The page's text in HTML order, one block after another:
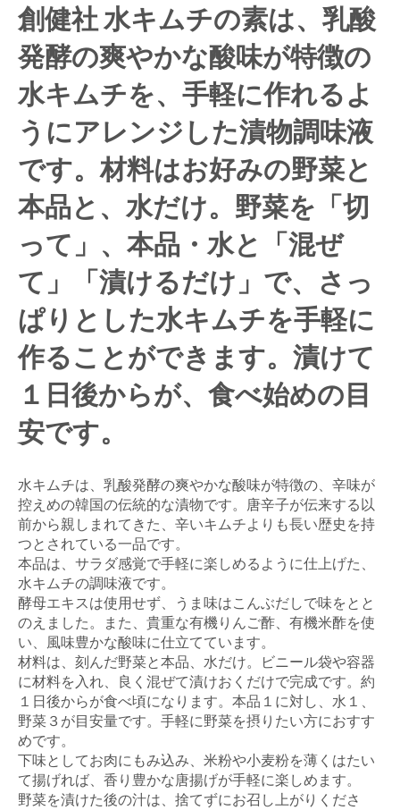
創健社 水キムチの素は、乳酸
発酵の爽やかな酸味が特徴の
水キムチを、手軽に作れるよ
うにアレンジした漬物調味液
です。材料はお好みの野菜と
本品と、水だけ。野菜を「切
って」、本品・水と「混ぜ
て」「漬けるだけ」で、さっ
ぱりとした水キムチを手軽に
作ることができます。漬けて
１日後からが、食べ始めの目
安です。
水キムチは、乳酸発酵の爽やかな酸味が特徴の、辛味が
控えめの韓国の伝統的な漬物です。唐辛子が伝来する以
前から親しまれてきた、辛いキムチよりも長い歴史を持
つとされている一品です。
本品は、サラダ感覚で手軽に楽しめるように仕上げた、
水キムチの調味液です。
酵母エキスは使用せず、うま味はこんぶだしで味をとと
のえました。また、貴重な有機りんご酢、有機米酢を使
い、風味豊かな酸味に仕立てています。
材料は、刻んだ野菜と本品、水だけ。ビニール袋や容器
に材料を入れ、良く混ぜて漬けおくだけで完成です。約
１日後からが食べ頃になります。本品１に対し、水１、
野菜３が目安量です。手軽に野菜を摂りたい方におすす
めです。
下味としてお肉にもみ込み、米粉や小麦粉を薄くはたい
て揚げれば、香り豊かな唐揚げが手軽に楽しめます。
野菜を漬けた後の汁は、捨てずにお召し上がりくださ